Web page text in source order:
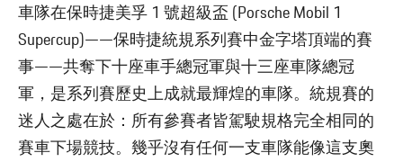
車隊在保時捷美孚 1 號超級盃 (Porsche Mobil 1
Supercup)——保時捷統規系列賽中金字塔頂端的賽
事——共奪下十座車手總冠軍與十三座車隊總冠
軍，是系列賽歷史上成就最輝煌的車隊。統規賽的
迷人之處在於：所有參賽者皆駕駛規格完全相同的
賽車下場競技。幾乎沒有任何一支車隊能像這支奧